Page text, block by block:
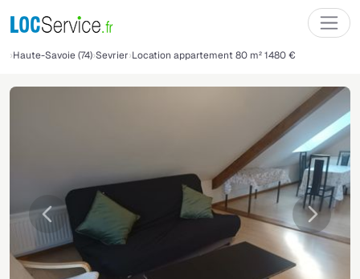
Haute-Savoie (74) Sevrier Location appartement 80 m² 1480 €
Précédente